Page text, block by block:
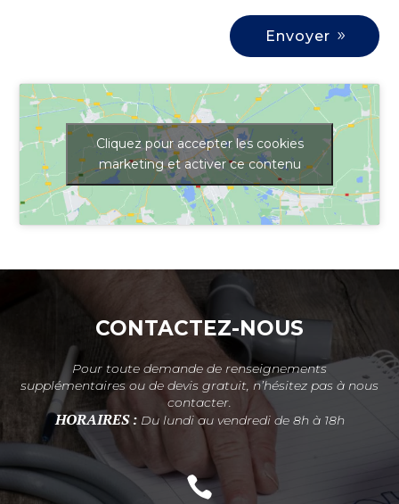
Envoyer
Cliquez pour accepter les cookies
marketing et activer ce contenu
CONTACTEZ-NOUS
Pour toute demande de renseignements
supplémentaires ou de devis gratuit, n’hésitez pas à nous
contacter.
HORAIRES : Du lundi au vendredi de 8h à 18h
